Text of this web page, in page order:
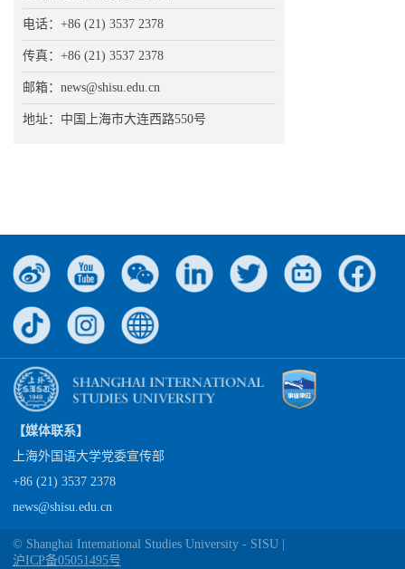
电话：+86 (21) 3537 2378
传真：+86 (21) 3537 2378
邮箱：news@shisu.edu.cn
地址：中国上海市大连西路550号
【媒体联系】
上海外国语大学党委宣传部
+86 (21) 3537 2378
news@shisu.edu.cn
© Shanghai Intemational Studies University - SISU |
沪ICP备05051495号